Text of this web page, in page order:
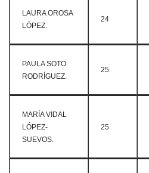
LAURA OROSA
LÓPEZ.
24
PAULA SOTO
RODRÍGUEZ.
25
MARÍA VIDAL
LÓPEZ-
SUEVOS.
25